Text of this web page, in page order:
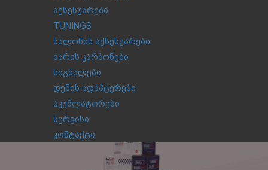
აქსესუარები
TUNINGS
სალონის აქსესუარები
ძარის კარბონები
სიგნალები
დენის ადაპტერები
აკუმლატორები
სერვისი
კონტაქტი